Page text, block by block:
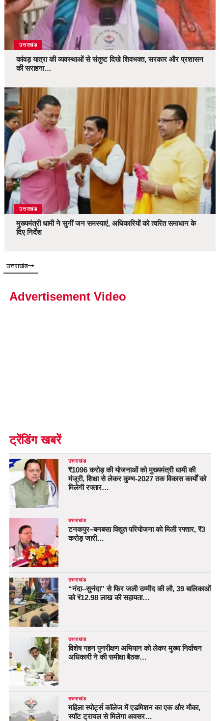
उत्तराखंड
कांवड़ यात्रा की व्यवस्थाओं से संतुष्ट दिखे शिवभक्त, सरकार और प्रशासन
की सराहना…
उत्तराखंड
मुख्यमंत्री धामी ने सुनीं जन समस्याएं, अधिकारियों को त्वरित समाधान के
दिए निर्देश
उत्तराखंड
Advertisement Video
ट्रेंडिंग खबरें
उत्तराखंड
₹1096 करोड़ की योजनाओं को मुख्यमंत्री धामी की
मंजूरी, शिक्षा से लेकर कुम्भ-2027 तक विकास कार्यों को
मिलेगी रफ्तार…
उत्तराखंड
टनकपुर–बनबसा विद्युत परियोजना को मिली रफ्तार, ₹3
करोड़ जारी…
उत्तराखंड
“नंदा–सुनंदा” से फिर जली उम्मीद की लौ, 39 बालिकाओं
को ₹12.98 लाख की सहायता…
उत्तराखंड
विशेष गहन पुनरीक्षण अभियान को लेकर मुख्य निर्वाचन
अधिकारी ने की समीक्षा बैठक…
उत्तराखंड
महिला स्पोर्ट्स कॉलेज में एडमिशन का एक और मौका,
स्पॉट ट्रायल से मिलेगा अवसर…